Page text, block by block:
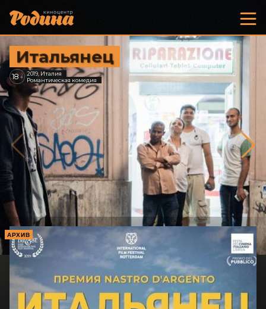
Итальянец
18 + 2019, Италия
Романтическая комедия
АРХИВ